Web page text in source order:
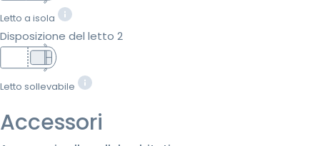
Letto a isola
Disposizione del letto 2
Letto sollevabile
Accessori